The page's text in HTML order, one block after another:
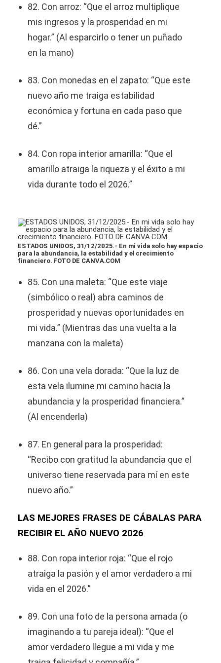
82. Con arroz: “Que el arroz multiplique
mis ingresos y la prosperidad en mi
hogar.” (Al esparcirlo o tener un puñado
en la mano)
83. Con monedas en el zapato: “Que este
nuevo año me traiga estabilidad
económica y fortuna en cada paso que
dé.”
84. Con ropa interior amarilla: “Que el
amarillo atraiga la riqueza y el éxito a mi
vida durante todo el 2026.”
​ESTADOS UNIDOS, 31/12/2025.- En mi vida solo hay espacio
para la abundancia, la estabilidad y el crecimiento
financiero. FOTO DE CANVA.COM
85. Con una maleta: “Que este viaje
(simbólico o real) abra caminos de
prosperidad y nuevas oportunidades en
mi vida.” (Mientras das una vuelta a la
manzana con la maleta)
86. Con una vela dorada: “Que la luz de
esta vela ilumine mi camino hacia la
abundancia y la prosperidad financiera.”
(Al encenderla)
87. En general para la prosperidad:
“Recibo con gratitud la abundancia que el
universo tiene reservada para mí en este
nuevo año.”
LAS MEJORES FRASES DE CÁBALAS PARA
RECIBIR EL AÑO NUEVO 2026
88. Con ropa interior roja: “Que el rojo
atraiga la pasión y el amor verdadero a mi
vida en el 2026.”
89. Con una foto de la persona amada (o
imaginando a tu pareja ideal): “Que el
amor verdadero llegue a mi vida y me